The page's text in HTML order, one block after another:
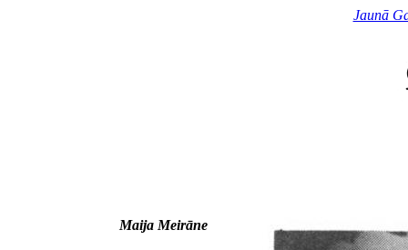
Jaunā
Maija Meirāne